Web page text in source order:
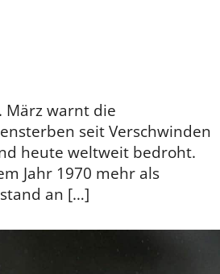
März warnt die
seit Verschwinden
heute weltweit bedroht.
Jahr 1970 mehr als
an […]
Unter
kannst du verwalten,
Cookies gesetzt werden.
kannst du über den
Link im Footer der
widerrufen.